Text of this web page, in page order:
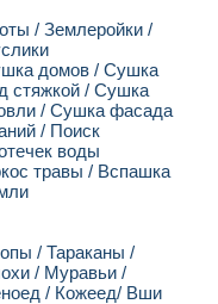
/ Землеройки /
домов / Сушка
стяжкой / Сушка
/ Сушка фасада
/ Поиск
воды
травы / Вспашка
/ Тараканы /
/ Муравьи /
/ Кожеед/ Вши